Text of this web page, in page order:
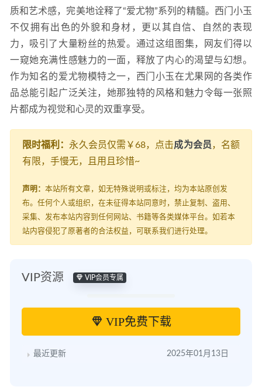
质和艺术感，完美地诠释了“爱尤物”系列的精髓。西门小玉
不仅拥有出色的外貌和身材，更以其自信、自然的表现
力，吸引了大量粉丝的热爱。通过这组图集，网友们得以
一窥她充满性感魅力的一面，释放了内心的渴望与幻想。
作为知名的爱尤物模特之一，西门小玉在尤果网的各类作
品总能引起广泛关注，她那独特的风格和魅力令每一张照
片都成为视觉和心灵的双重享受。
限时福利： 永久会员仅需￥68，点击成为会员，名额
有限，手慢无，且用且珍惜~
声明： 本站所有文章，如无特殊说明或标注，均为本站原创发
布。任何个人或组织，在未征得本站同意时，禁止复制、盗用、
采集、发布本站内容到任何网站、书籍等各类媒体平台。如若本
站内容侵犯了原著者的合法权益，可联系我们进行处理。
VIP资源 VIP会员专属
VIP免费下载
最近更新 2025年01月13日